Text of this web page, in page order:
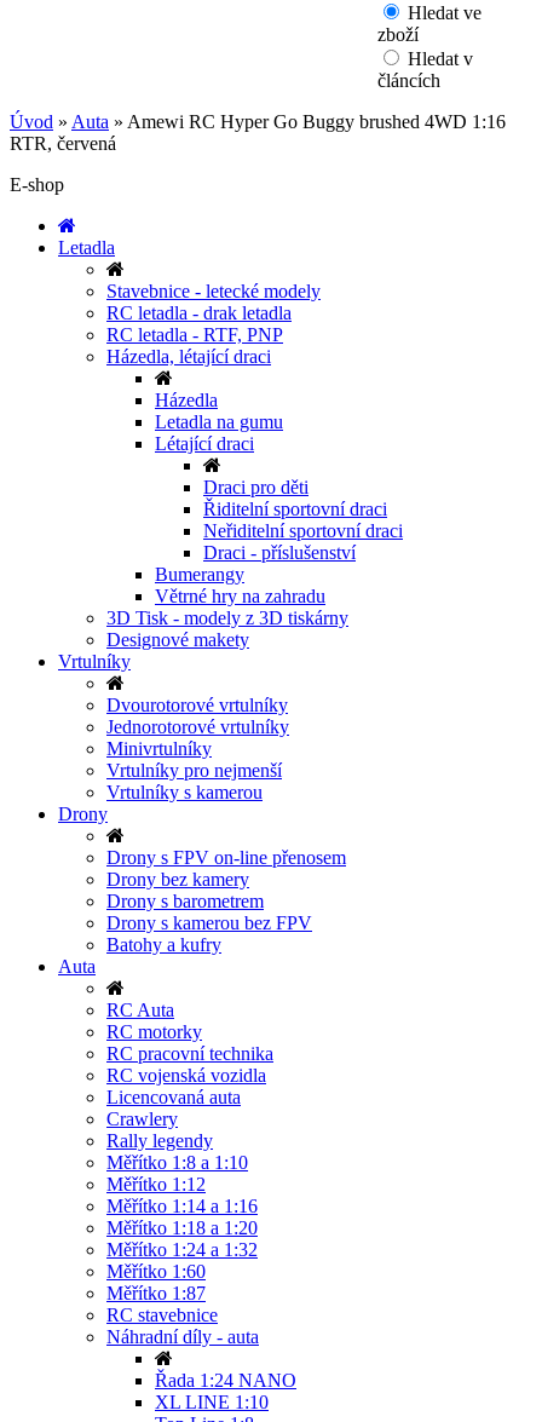
Hledat ve
zboží
Hledat v
článcích
Úvod » Auta » Amewi RC Hyper Go Buggy brushed 4WD 1:16
RTR, červená
E-shop
Letadla
Stavebnice - letecké modely
RC letadla - drak letadla
RC letadla - RTF, PNP
Házedla, létající draci
Házedla
Letadla na gumu
Létající draci
Draci pro děti
Řiditelní sportovní draci
Neřiditelní sportovní draci
Draci - příslušenství
Bumerangy
Větrné hry na zahradu
3D Tisk - modely z 3D tiskárny
Designové makety
Vrtulníky
Dvourotorové vrtulníky
Jednorotorové vrtulníky
Minivrtulníky
Vrtulníky pro nejmenší
Vrtulníky s kamerou
Drony
Drony s FPV on-line přenosem
Drony bez kamery
Drony s barometrem
Drony s kamerou bez FPV
Batohy a kufry
Auta
RC Auta
RC motorky
RC pracovní technika
RC vojenská vozidla
Licencovaná auta
Crawlery
Rally legendy
Měřítko 1:8 a 1:10
Měřítko 1:12
Měřítko 1:14 a 1:16
Měřítko 1:18 a 1:20
Měřítko 1:24 a 1:32
Měřítko 1:60
Měřítko 1:87
RC stavebnice
Náhradní díly - auta
Řada 1:24 NANO
XL LINE 1:10